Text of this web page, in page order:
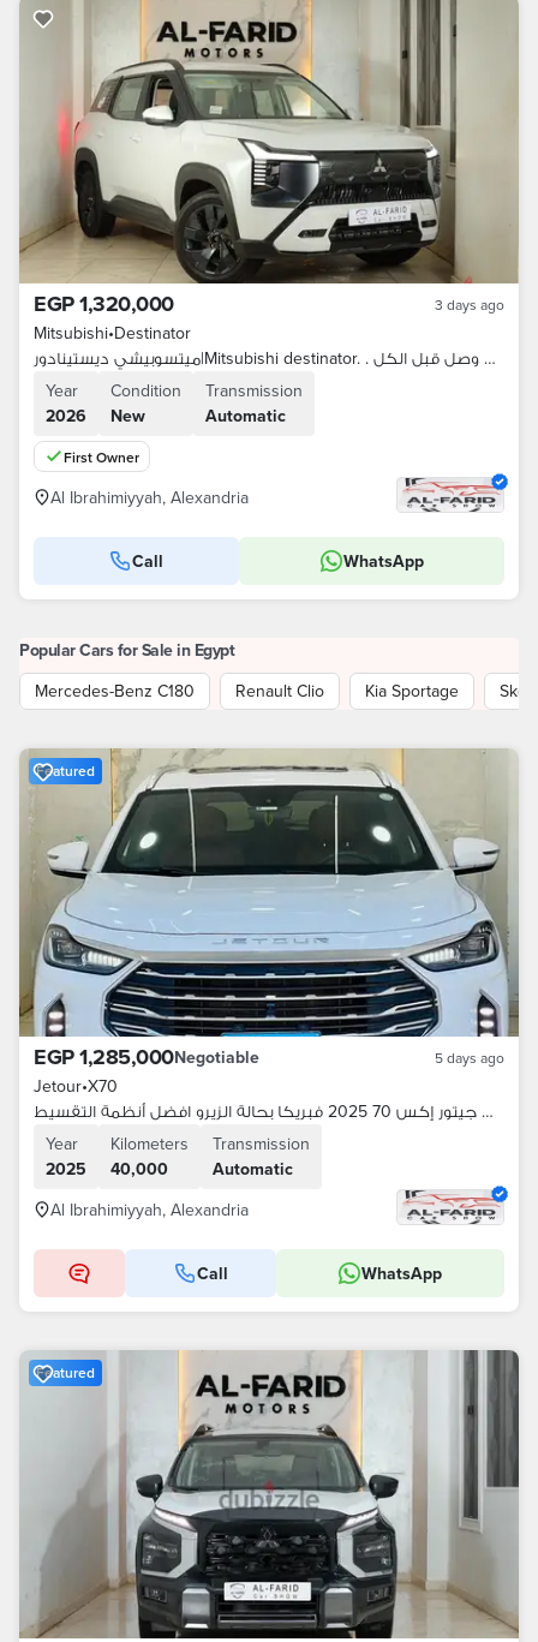
EGP 1,320,000 3 days ago
Mitsubishi•Destinator
ميتسوبيشي ديستينادور|Mitsubishi destinator. . المستقبل وصل قبل الكل
Year
2026
Condition
New
Transmission
Automatic
First Owner
Al Ibrahimiyyah, Alexandria
Call WhatsApp
Popular Cars for Sale in Egypt
Mercedes-Benz C180
Renault Clio Kia Sportage
Featured
EGP 1,285,000Negotiable 5 days ago
Jetour•X70
بمقدم 70% جيتور إكس 70 2025 فبريكا بحالة الزيرو افضل أنظمة التقسيط
Year
2025
Kilometers
40,000
Transmission
Automatic
Al Ibrahimiyyah, Alexandria
Call WhatsApp
Featured